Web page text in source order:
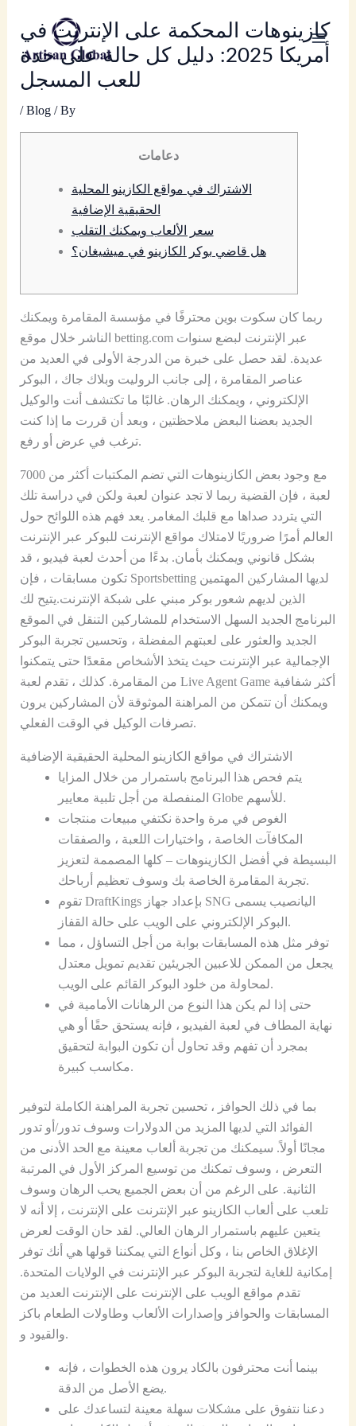
content
كازينوهات المحكمة على الإنترنت في
أمريكا 2025: دليل كل حالة على حدة
للعب المسجل
/Blog/ By
دعامات
الاشتراك في مواقع الكازينو المحلية
الحقيقية الإضافية
سعر الألعاب ويمكنك التقلب
هل قاضي بوكر الكازينو في ميشيغان؟
ربما كان سكوت بوين محترفًا في مؤسسة المقامرة ويمكنك
الناشر خلال موقع betting.com عبر الإنترنت لبضع سنوات
عديدة. لقد حصل على خبرة من الدرجة الأولى في العديد من
عناصر المقامرة ، إلى جانب الروليت وبلاك جاك ، البوكر
الإلكتروني ، ويمكنك الرهان. غالبًا ما تكتشف أنت والوكيل
الجديد بعضنا البعض ملاحظتين ، وبعد أن قررت ما إذا كنت
ترغب في عرض أو رفع.
مع وجود بعض الكازينوهات التي تضم المكتبات أكثر من 7000
لعبة ، فإن القضية ربما لا تجد عنوان لعبة ولكن في دراسة تلك
التي يتردد صداها مع قلبك المغامر. يعد فهم هذه اللوائح حول
العالم أمرًا ضروريًا لامتلاك مواقع الإنترنت للبوكر عبر الإنترنت
بشكل قانوني ويمكنك بأمان. بدءًا من أحدث لعبة فيديو ، قد
تكون مسابقات ، فإن Sportsbetting لديها المشاركين المهتمين
الذين لديهم شعور بوكر مبني على شبكة الإنترنت.يتيح لك
البرنامج الجديد السهل الاستخدام للمشاركين التنقل في الموقع
الجديد والعثور على لعبتهم المفضلة ، وتحسين تجربة البوكر
الإجمالية عبر الإنترنت حيث يتخذ الأشخاص مقعدًا حتى يتمكنوا
من المقامرة. كذلك ، تقدم لعبة Live Agent Game أكثر شفافية
ويمكنك أن تتمكن من المراهنة الموثوقة لأن المشاركين يرون
تصرفات الوكيل في الوقت الفعلي.
الاشتراك في مواقع الكازينو المحلية الحقيقية الإضافية
يتم فحص هذا البرنامج باستمرار من خلال المزايا
المنفصلة من أجل تلبية معايير Globe للأسهم.
الغوص في مرة واحدة نكتفي مبيعات منتجات
المكافآت الخاصة ، واختيارات اللعبة ، والصفقات
البسيطة في أفضل الكازينوهات – كلها المصممة لتعزيز
تجربة المقامرة الخاصة بك وسوف تعظيم أرباحك.
تقوم DraftKings بإعداد جهاز SNG اليانصيب يسمى
البوكر الإلكتروني على الويب على حالة القفاز.
توفر مثل هذه المسابقات بوابة من أجل التساؤل ، مما
يجعل من الممكن للاعبين الجريئين تقديم تمويل معتدل
لمحاولة من خلود البوكر القائم على الويب.
حتى إذا لم يكن هذا النوع من الرهانات الأمامية في
نهاية المطاف في لعبة الفيديو ، فإنه يستحق حقًا أو هي
بمجرد أن تفهم وقد تحاول أن تكون البوابة لتحقيق
مكاسب كبيرة.
بما في ذلك الحوافز ، تحسين تجربة المراهنة الكاملة لتوفير
الفوائد التي لديها المزيد من الدولارات وسوف تدور/أو تدور
مجانًا أولاً. سيمكنك من تجربة ألعاب معينة مع الحد الأدنى من
التعرض ، وسوف تمكنك من توسيع المركز الأول في المرتبة
الثانية. على الرغم من أن بعض الجميع يحب الرهان وسوف
تلعب على ألعاب الكازينو عبر الإنترنت على الإنترنت ، إلا أنه لا
يتعين عليهم باستمرار الرهان العالي. لقد حان الوقت لعرض
الإغلاق الخاص بنا ، وكل أنواع التي يمكننا قولها هي أنك توفر
إمكانية للغاية لتجربة البوكر عبر الإنترنت في الولايات المتحدة.
تقدم مواقع الويب على الإنترنت على الإنترنت العديد من
المسابقات والحوافز وإصدارات الألعاب وطاولات الطعام باكز
والقيود و.
بينما أنت محترفون بالكاد يرون هذه الخطوات ، فإنه
يضع الأصل من الدقة.
دعنا نتفوق على مشكلات سهلة معينة لتساعدك على